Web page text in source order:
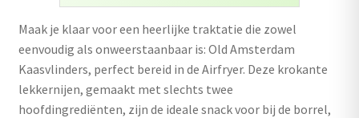
Outlet
Maak je klaar voor een heerlijke traktatie die zowel
eenvoudig als onweerstaanbaar is: Old Amsterdam
Kaasvlinders, perfect bereid in de Airfryer. Deze krokante
lekkernijen, gemaakt met slechts twee
hoofdingrediënten, zijn de ideale snack voor bij de borrel,